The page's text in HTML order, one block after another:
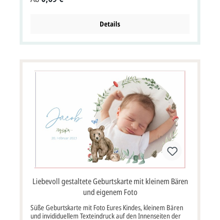
gestalten lassen.In unserem Muster haben wir die Karte
Weitere Farbschemen können Sie über "selbst gestalten"
bearbeiten.Wenn Sie die Karte von uns gestalten lassen
möchten, müssten Sie über die Option "Profi gestalten
lassen" das Anfrage Formular absenden.2-seitige
Postkarte im Format: 11x16,5 cm Breite x Höhe. Bitte
wählen Sie bei den Optionen, ob Sie die Geburtskarten mit
oder ohne Briefumschlag bestellen möchten. Farbe
vorne/innen weiß Format: 11 x 16,5 cm Breite x Höhe
Papier: 330g Bilderdruckkarton seidenmatt, weiß Kuvert /
Briefumschlag: mit oder ohne - bitte auswählen Porto:
kann als Standardbrief versendet werden, mehr Infos
Lieferumfang: Karte und optional Briefumschlag Preis:
Preis inkl. MwSt., zzgl. Versandkosten
Details
Liebevoll gestaltete Geburtskarte mit kleinem Bären
und eigenem Foto
Süße Geburtskarte mit Foto Eures Kindes, kleinem Bären
und invididuellem Texteindruck auf den Innenseiten der